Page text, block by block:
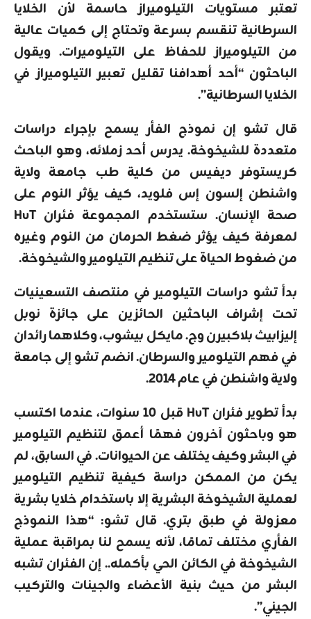
تعتبر مستويات التيلوميراز حاسمة لأن الخلايا
السرطانية تنقسم بسرعة وتحتاج إلى كميات عالية
من التيلوميراز للحفاظ على التيلوميرات. ويقول
الباحثون “أحد أهدافنا تقليل تعبير التيلوميراز في
الخلايا السرطانية”.
قال تشو إن نموذج الفأر يسمح بإجراء دراسات
متعددة للشيخوخة. يدرس أحد زملائه، وهو الباحث
كريستوفر ديفيس من كلية طب جامعة ولاية
واشنطن إلسون إس فلويد، كيف يؤثر النوم على
صحة الإنسان. ستستخدم المجموعة فئران HuT
لمعرفة كيف يؤثر ضغط الحرمان من النوم وغيره
من ضغوط الحياة على تنظيم التيلومير والشيخوخة.
بدأ تشو دراسات التيلومير في منتصف التسعينيات
تحت إشراف الباحثين الحائزين على جائزة نوبل
إليزابيث بلاكبيرن وج. مايكل بيشوب، وكلاهما رائدان
في فهم التيلومير والسرطان. انضم تشو إلى جامعة
ولاية واشنطن في عام 2014.
بدأ تطوير فئران HuT قبل 10 سنوات، عندما اكتسب
هو وباحثون آخرون فهمًا أعمق لتنظيم التيلومير
في البشر وكيف يختلف عن الحيوانات. في السابق، لم
يكن من الممكن دراسة كيفية تنظيم التيلومير
لعملية الشيخوخة البشرية إلا باستخدام خلايا بشرية
معزولة في طبق بتري. قال تشو: “هذا النموذج
الفأري مختلف تمامًا، لأنه يسمح لنا بمراقبة عملية
الشيخوخة في الكائن الحي بأكمله.. إن الفئران تشبه
البشر من حيث بنية الأعضاء والجينات والتركيب
الجيني”.